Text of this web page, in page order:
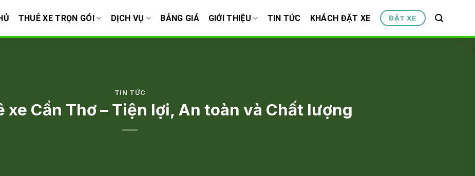
THUÊ XE TRỌN GÓI DỊCH VỤ BẢNG GIÁ GIỚI THIỆU TIN TỨC KHÁCH ĐẶT XE ĐẶT XE
TIN TỨC
xe Cần Thơ – Tiện lợi, An toàn và Chất lượng